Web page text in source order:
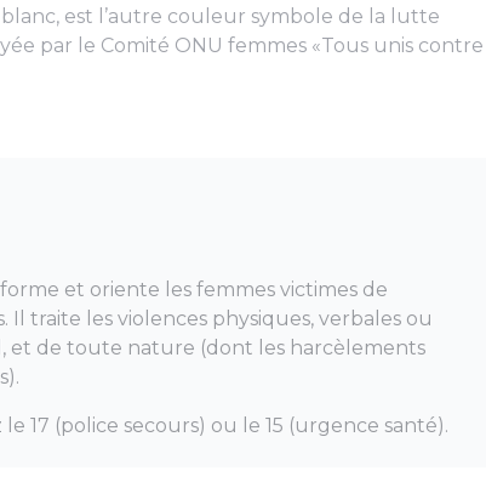
est l’autre couleur symbole de la lutte
par le Comité ONU femmes «Tous unis contre
et oriente les femmes victimes de
Il traite les violences physiques, verbales ou
et de toute nature (dont les harcèlements
17 (police secours) ou le 15 (urgence santé).